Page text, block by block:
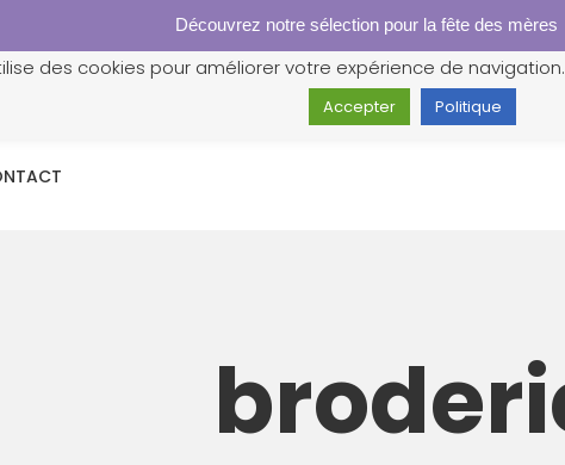
Découvrez notre sélection pour la fête des mères
Gestion des cookies
des cookies pour améliorer votre expérience de
Accepter Politique